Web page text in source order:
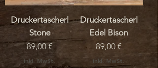
Druckertascherl
Stone
Preis
89,00 €
inkl. MwSt.
Druckertascherl
Edel Bison
Preis
89,00 €
inkl. MwSt.